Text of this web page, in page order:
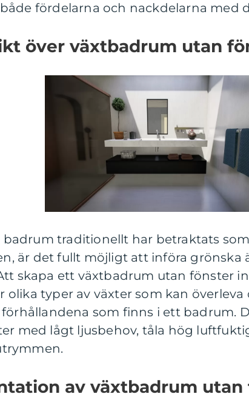
fördelarna och nackdelarna med
över växtbadrum utan
badrum traditionellt har betraktats
är det fullt möjligt att införa grönska
skapa ett växtbadrum utan fönster
olika typer av växter som kan överleva
förhållandena som finns i ett badrum.
med lågt ljusbehov, tåla hög
av växtbadrum